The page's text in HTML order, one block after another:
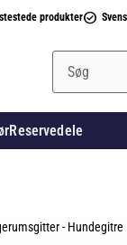
produkter
Reservedele
- Hundegitre